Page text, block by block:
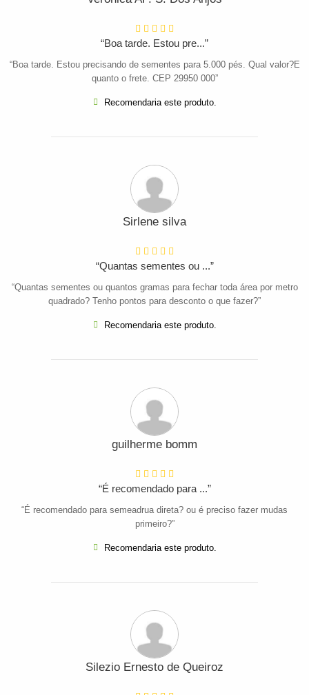
“Boa tarde. Estou pre...”
“Boa tarde. Estou precisando de sementes para 5.000 pés. Qual valor?E
quanto o frete. CEP 29950 000”
Recomendaria este produto.
Sirlene silva
“Quantas sementes ou ...”
“Quantas sementes ou quantos gramas para fechar toda área por metro
quadrado? Tenho pontos para desconto o que fazer?”
Recomendaria este produto.
guilherme bomm
“É recomendado para ...”
“É recomendado para semeadrua direta? ou é preciso fazer mudas
primeiro?”
Recomendaria este produto.
Silezio Ernesto de Queiroz